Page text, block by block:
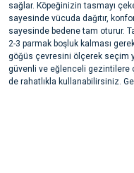
sağlar. Köpeğinizin tasmayı
sayesinde vücuda dağıtır,
sayesinde bedene tam oturur.
2-3 parmak boşluk kalması
göğüs çevresini ölçerek seçim
güvenli ve eğlenceli gezintilere
de rahatlıkla kullanabilirsiniz.